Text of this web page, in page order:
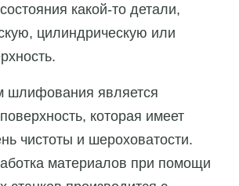
какой-то детали,
цилиндрическую или
шлифования является
которая имеет
чистоты и шероховатости.
материалов при помощи